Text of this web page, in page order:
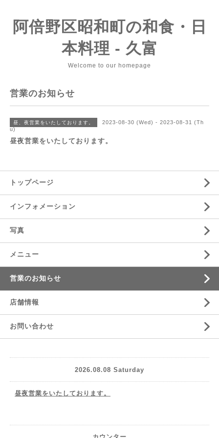
阿倍野区昭和町の和食・日
本料理 - 久富
Welcome to our homepage
営業のお知らせ
昼、夜営業をいたしております。
2023-08-30 (Wed) - 2023-08-31 (Th
u)
昼夜営業をいたしております。
トップページ
インフォメーション
写真
メニュー
営業のお知らせ
店舗情報
お問い合わせ
2026.08.08 Saturday
昼夜営業をいたしております。